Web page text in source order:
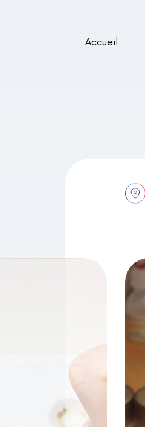
Accueil